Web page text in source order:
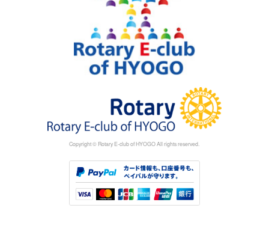
Copyright © Rotary E-club of HYOGO All rights reserved.